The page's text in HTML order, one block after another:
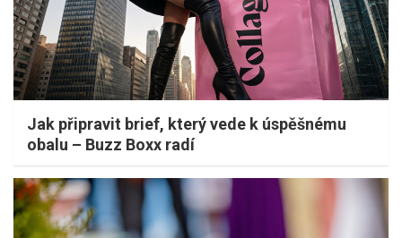
Jak připravit brief, který vede k úspěšnému
obalu – Buzz Boxx radí